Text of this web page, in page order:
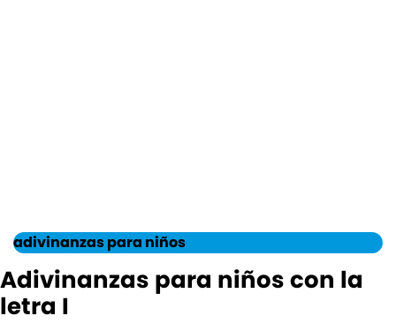
adivinanzas para niños
Adivinanzas para niños con la
letra I